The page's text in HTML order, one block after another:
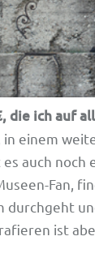
die ich auf
einem
auch noch
Fan,
durchgeht
ist